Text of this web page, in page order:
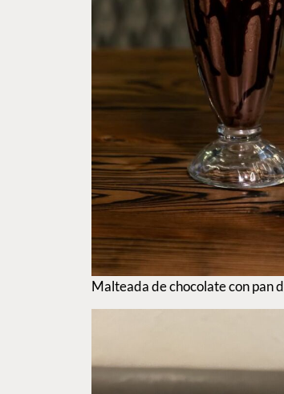
Malteada de chocolate con pan